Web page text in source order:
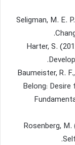
Seligman, M. E.
Harter, S.
Baumeister, R.
Belong:
Rosenberg,